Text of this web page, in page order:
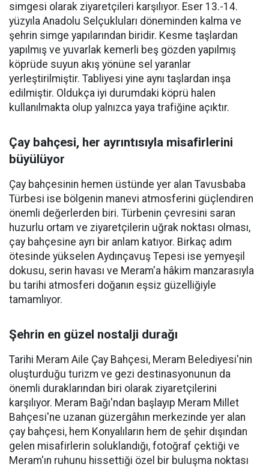
simgesi olarak ziyaretçileri karşılıyor. Eser 13.-14.
yüzyıla Anadolu Selçukluları döneminden kalma ve
şehrin simge yapılarından biridir. Kesme taşlardan
yapılmış ve yuvarlak kemerli beş gözden yapılmış
köprüde suyun akış yönüne sel yaranlar
yerleştirilmiştir. Tabliyesi yine aynı taşlardan inşa
edilmiştir. Oldukça iyi durumdaki köprü halen
kullanılmakta olup yalnızca yaya trafiğine açıktır.
Çay bahçesi, her ayrıntısıyla misafirlerini
büyülüyor
Çay bahçesinin hemen üstünde yer alan Tavusbaba
Türbesi ise bölgenin manevi atmosferini güçlendiren
önemli değerlerden biri. Türbenin çevresini saran
huzurlu ortam ve ziyaretçilerin uğrak noktası olması,
çay bahçesine ayrı bir anlam katıyor. Birkaç adım
ötesinde yükselen Aydınçavuş Tepesi ise yemyeşil
dokusu, serin havası ve Meram'a hâkim manzarasıyla
bu tarihi atmosferi doğanın eşsiz güzelliğiyle
tamamlıyor.
Şehrin en güzel nostalji durağı
Tarihi Meram Aile Çay Bahçesi, Meram Belediyesi'nin
oluşturduğu turizm ve gezi destinasyonunun da
önemli duraklarından biri olarak ziyaretçilerini
karşılıyor. Meram Bağı'ndan başlayıp Meram Millet
Bahçesi'ne uzanan güzergâhın merkezinde yer alan
çay bahçesi, hem Konyalıların hem de şehir dışından
gelen misafirlerin soluklandığı, fotoğraf çektiği ve
Meram'ın ruhunu hissettiği özel bir buluşma noktası